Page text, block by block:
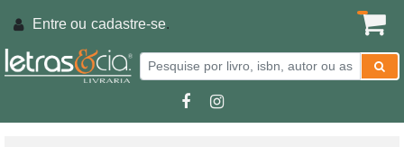
Entre ou cadastre-se.